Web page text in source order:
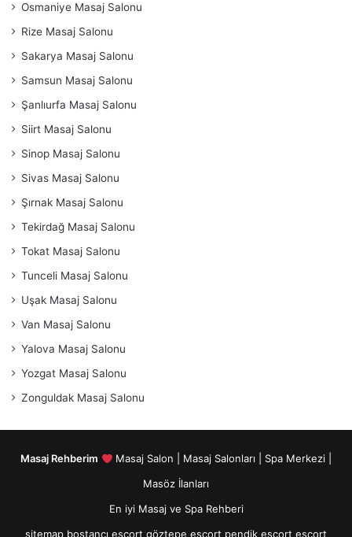
Osmaniye Masaj Salonu
Rize Masaj Salonu
Sakarya Masaj Salonu
Samsun Masaj Salonu
Şanlıurfa Masaj Salonu
Siirt Masaj Salonu
Sinop Masaj Salonu
Sivas Masaj Salonu
Şırnak Masaj Salonu
Tekirdağ Masaj Salonu
Tokat Masaj Salonu
Tunceli Masaj Salonu
Uşak Masaj Salonu
Van Masaj Salonu
Yalova Masaj Salonu
Yozgat Masaj Salonu
Zonguldak Masaj Salonu
Masaj Rehberim
Masaj Salon | Masaj Salonları | Spa Merkezi |
Masöz İlanları
En iyi Masaj ve Spa Rehberi
Mutlu
sitemap bostancı escort göztepe escort pendik escort escort